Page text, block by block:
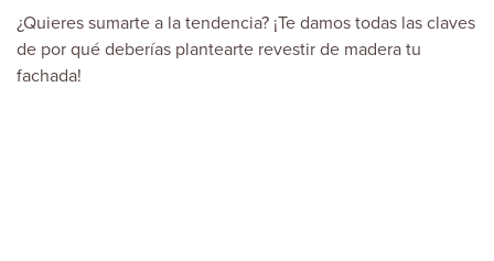
¿Quieres sumarte a la tendencia? ¡Te damos todas las claves
de por qué deberías plantearte revestir de madera tu
fachada!